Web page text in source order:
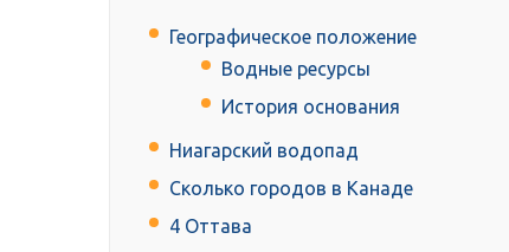
Географическое положение
Водные ресурсы
История основания
Ниагарский водопад
Сколько городов в Канаде
4 Оттава